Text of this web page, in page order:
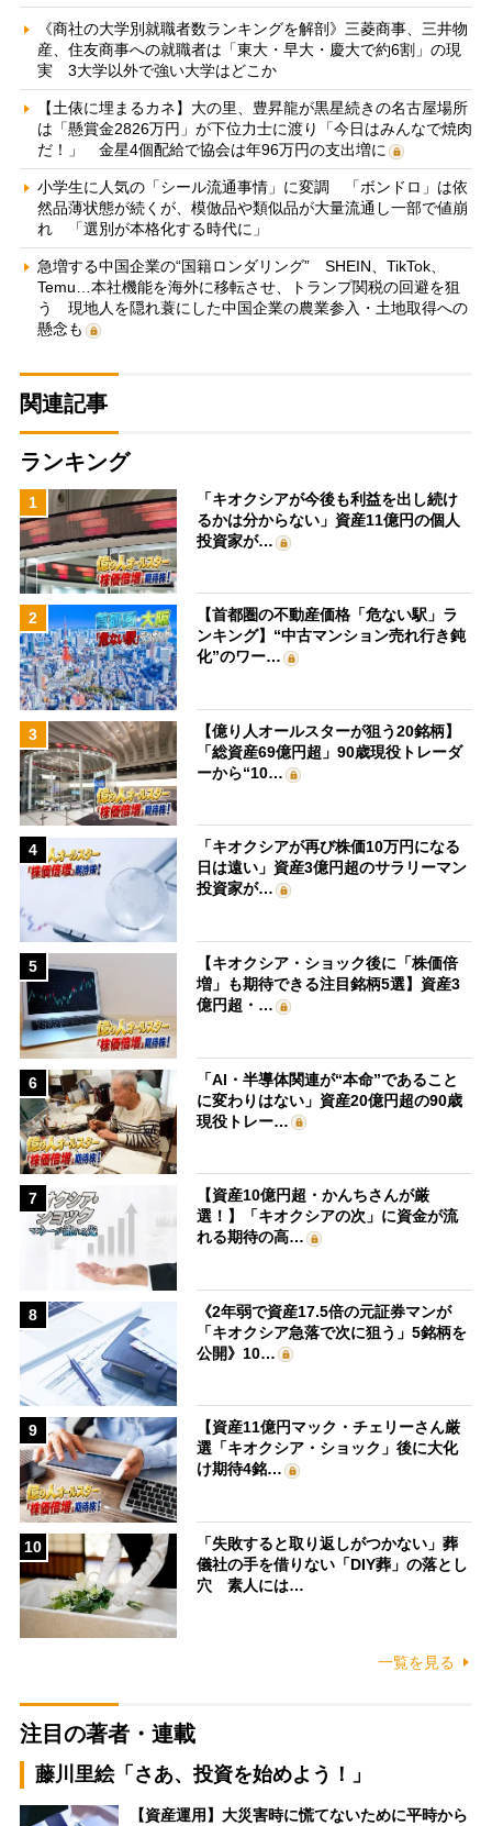
《商社の大学別就職者数ランキングを解剖》三菱商事、三井物
産、住友商事への就職者は「東大・早大・慶大で約6割」の現
実 3大学以外で強い大学はどこか
【土俵に埋まるカネ】大の里、豊昇龍が黒星続きの名古屋場所
は「懸賞金2826万円」が下位力士に渡り「今日はみんなで焼肉
だ！」 金星4個配給で協会は年96万円の支出増に
小学生に人気の「シール流通事情」に変調 「ボンドロ」は依
然品薄状態が続くが、模倣品や類似品が大量流通し一部で値崩
れ 「選別が本格化する時代に」
急増する中国企業の“国籍ロンダリング” SHEIN、TikTok、
Temu…本社機能を海外に移転させ、トランプ関税の回避を狙
う 現地人を隠れ蓑にした中国企業の農業参入・土地取得への
懸念も
関連記事
ランキング
1
「キオクシアが今後も利益を出し続け
るかは分からない」資産11億円の個人
投資家が…
2
【首都圏の不動産価格「危ない駅」ラ
ンキング】“中古マンション売れ行き鈍
化”のワー…
3
【億り人オールスターが狙う20銘柄】
「総資産69億円超」90歳現役トレーダ
ーから“10…
4
「キオクシアが再び株価10万円になる
日は遠い」資産3億円超のサラリーマン
投資家が…
5
【キオクシア・ショック後に「株価倍
増」も期待できる注目銘柄5選】資産3
億円超・…
6
「AI・半導体関連が“本命”であること
に変わりはない」資産20億円超の90歳
現役トレー…
7
【資産10億円超・かんちさんが厳
選！】「キオクシアの次」に資金が流
れる期待の高…
8
《2年弱で資産17.5倍の元証券マンが
「キオクシア急落で次に狙う」5銘柄を
公開》10…
9
【資産11億円マック・チェリーさん厳
選「キオクシア・ショック」後に大化
け期待4銘…
10
「失敗すると取り返しがつかない」葬
儀社の手を借りない「DIY葬」の落とし
穴 素人には…
一覧を見る
注目の著者・連載
藤川里絵「さあ、投資を始めよう！」
【資産運用】大災害時に慌てないために平時から